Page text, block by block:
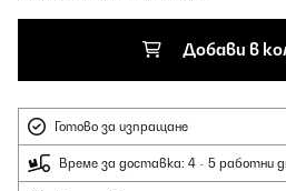
Добави в
Готово за изпращане
Време за доставка: 4 - 5 работни